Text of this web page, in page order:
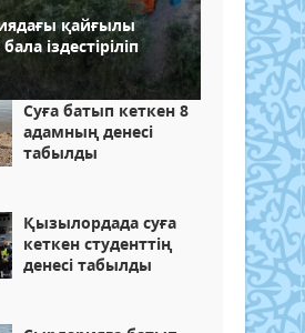
қайғылы
іздестіріліп
Суға батып кеткен 8
адамның денесі
табылды
Қызылордада суға
кеткен студенттің
денесі табылды